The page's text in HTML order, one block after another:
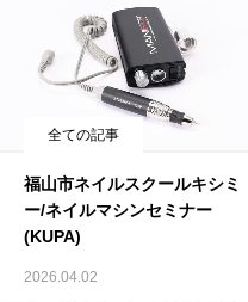
全ての記事
福山市ネイルスクールキシミ
ー/ネイルマシンセミナー
(KUPA)
2026.04.02